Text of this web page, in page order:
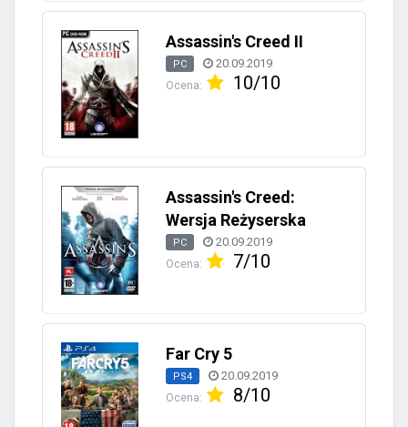
Assassin's Creed II
PC 20.09.2019
Ocena: 10/10
Assassin's Creed:
Wersja Reżyserska
PC 20.09.2019
Ocena: 7/10
Far Cry 5
PS4 20.09.2019
Ocena: 8/10